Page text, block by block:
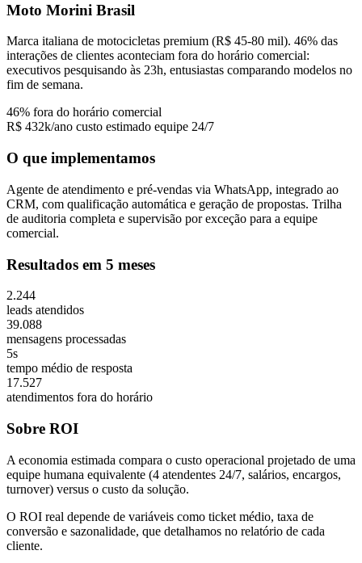
Moto Morini Brasil
Marca italiana de motocicletas premium (R$ 45-80 mil). 46% das
interações de clientes aconteciam fora do horário comercial:
executivos pesquisando às 23h, entusiastas comparando modelos no
fim de semana.
46% fora do horário comercial
R$ 432k/ano custo estimado equipe 24/7
O que implementamos
Agente de atendimento e pré-vendas via WhatsApp, integrado ao
CRM, com qualificação automática e geração de propostas. Trilha
de auditoria completa e supervisão por exceção para a equipe
comercial.
Resultados em 5 meses
2.244
leads atendidos
39.088
mensagens processadas
5s
tempo médio de resposta
17.527
atendimentos fora do horário
Sobre ROI
A economia estimada compara o custo operacional projetado de uma
equipe humana equivalente (4 atendentes 24/7, salários, encargos,
turnover) versus o custo da solução.
O ROI real depende de variáveis como ticket médio, taxa de
conversão e sazonalidade, que detalhamos no relatório de cada
cliente.